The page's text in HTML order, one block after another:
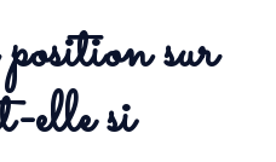
sur
elle si